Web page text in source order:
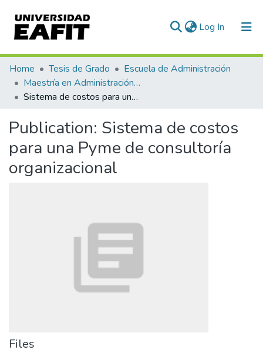
Log In (current)
Communities & Collections
All of DSpace
Home Tesis de Grado
Escuela de Administración
Maestría en Administración - MBA (tesis)
Sistema de costos para una Pyme de consultoría organizacional
Publication: Sistema de costos
para una Pyme de consultoría
organizacional
Files